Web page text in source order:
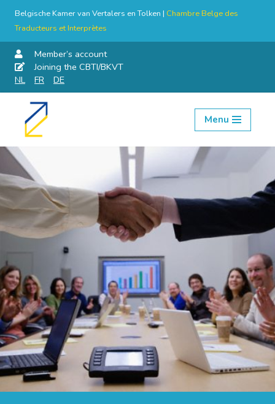
Belgische Kamer van Vertalers en Tolken | Chambre Belge des
Traducteurs et Interprètes
Member’s account
Joining the CBTI/BKVT
NL
FR DE
Skip
content
Menu